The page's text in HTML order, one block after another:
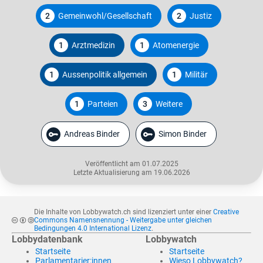
2 Gemeinwohl/Gesellschaft 2 Justiz
1 Arztmedizin 1 Atomenergie
1 Aussenpolitik allgemein 1 Militär
1 Parteien 3 Weitere
Andreas Binder Simon Binder
Veröffentlicht am 01.07.2025
Letzte Aktualisierung am 19.06.2026
Die Inhalte von Lobbywatch.ch sind lizenziert unter einer Creative
Commons Namensnennung - Weitergabe unter gleichen
Bedingungen 4.0 International Lizenz.
Lobbydatenbank
Startseite
Parlamentarier:innen
Lobbywatch
Startseite
Wieso Lobbywatch?